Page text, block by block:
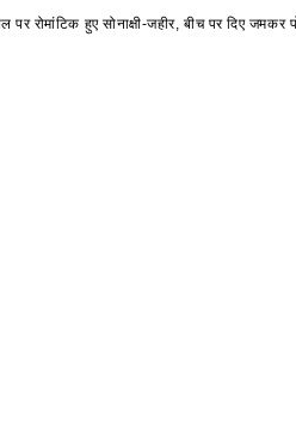
पर रोमांटिक हुए सोनाक्षी-जहीर, बीच पर दिए जमकर